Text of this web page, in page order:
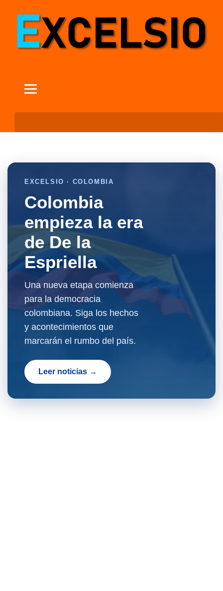
EXCELSIO · COLOMBIA
Colombia
empieza la era
de De la
Espriella
Una nueva etapa comienza
para la democracia
colombiana. Siga los hechos
y acontecimientos que
marcarán el rumbo del país.
Leer noticias →